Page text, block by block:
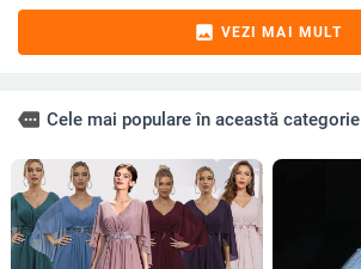
image VEZI MAI MULT
more Cele mai populare în această categorie